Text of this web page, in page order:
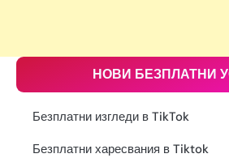
НОВИ БЕЗПЛАТНИ
Безплатни изгледи в TikTok
Безплатни харесвания в Tiktok